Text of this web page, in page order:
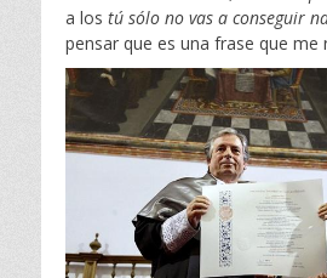
a los tú sólo no vas a conseguir
pensar que es una frase que me